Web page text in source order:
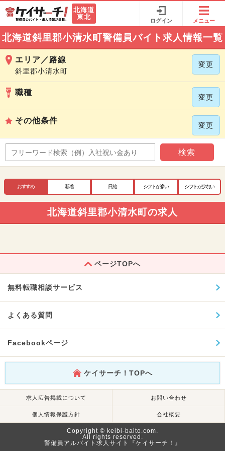
北海道
東北
ログイン メニュー
北海道斜里郡小清水町警備員バイト求人情報一覧
エリア／路線
斜里郡小清水町
変更
職種
変更
その他条件
変更
検索
おすすめ 新着 日給 シフトが多い シフトが少ない
北海道斜里郡小清水町の求人
ページTOPへ
無料転職相談サービス
よくある質問
Facebookページ
ケイサーチ！TOPへ
求人広告掲載について お問い合わせ
個人情報保護方針 会社概要
Copyright © keibi-baito.com.
All rights reserved.
警備員アルバイト求人サイト『ケイサーチ！』